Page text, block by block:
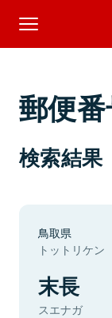
郵便
検索結果
鳥取県
トットリケン
末長
スエナガ